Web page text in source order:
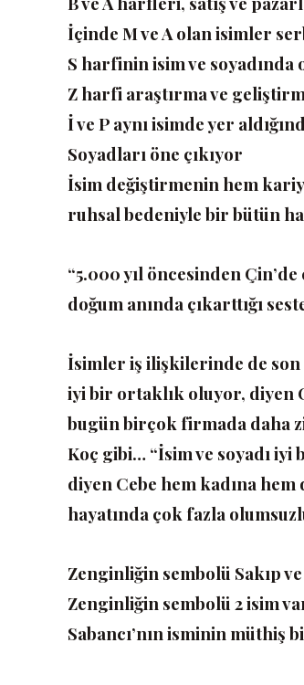
İçinde M ve A olan isimler
S harfinin isim ve
Z harfi araştırma ve
İ ve P aynı isimde yer
Soyadları öne çıkıyor
İsim değiştirmenin hem
ruhsal bedeniyle bir bütün
“5.000 yıl öncesinden
doğum anında çıkarttığı
İsimler iş ilişkilerinde de
iyi bir ortaklık oluyor, diyen
bugün birçok firmada daha
Koç gibi… “İsim ve soyadı
diyen Cebe hem kadına
hayatında çok fazla
Zenginliğin sembolü Sakıp
Zenginliğin sembolü 2 isim
Sabancı’nın isminin müthiş